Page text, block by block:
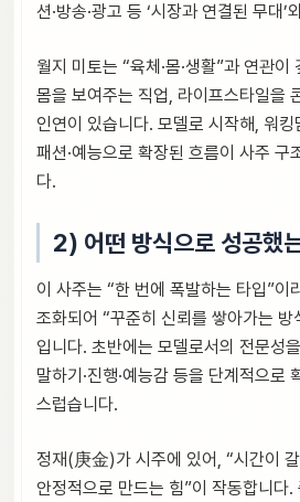
션·방송·광고 등 ‘시장과 연결된 무대
월지 미토는 “육체·몸·생활”과 연관
몸을 보여주는 직업, 라이프스타일을
인연이 있습니다. 모델로 시작해, 워킹
패션·예능으로 확장된 흐름이 사주 구
다.
2) 어떤 방식으로 성공했
이 사주는 “한 번에 폭발하는 타입”이
조화되어 “꾸준히 신뢰를 쌓아가는 방
입니다. 초반에는 모델로서의 전문성
말하기·진행·예능감 등을 단계적으로
스럽습니다.
정재(庚金)가 시주에 있어, “시간이
안정적으로 만드는 힘”이 작동합니다